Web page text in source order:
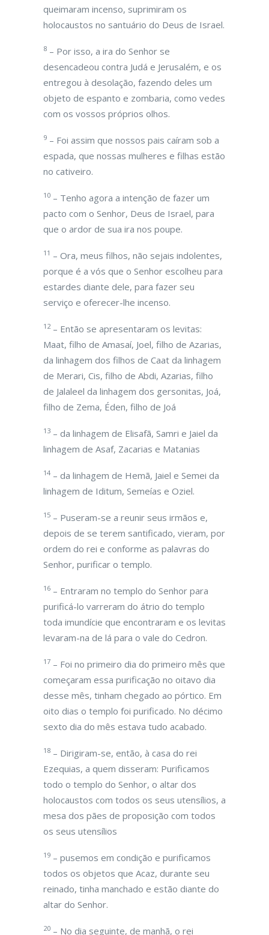
queimaram incenso, suprimiram os
holocaustos no santuário do Deus de Israel.
8 – Por isso, a ira do Senhor se
desencadeou contra Judá e Jerusalém, e os
entregou à desolação, fazendo deles um
objeto de espanto e zombaria, como vedes
com os vossos próprios olhos.
9 – Foi assim que nossos pais caíram sob a
espada, que nossas mulheres e filhas estão
no cativeiro.
10 – Tenho agora a intenção de fazer um
pacto com o Senhor, Deus de Israel, para
que o ardor de sua ira nos poupe.
11 – Ora, meus filhos, não sejais indolentes,
porque é a vós que o Senhor escolheu para
estardes diante dele, para fazer seu
serviço e oferecer-lhe incenso.
12– Então se apresentaram os levitas:
Maat, filho de Amasaí, Joel, filho de Azarias,
da linhagem dos filhos de Caat da linhagem
de Merari, Cis, filho de Abdi, Azarias, filho
de Jalaleel da linhagem dos gersonitas, Joá,
filho de Zema, Éden, filho de Joá
13 – da linhagem de Elisafã, Samri e Jaiel da
linhagem de Asaf, Zacarias e Matanias
14 – da linhagem de Hemã, Jaiel e Semei da
linhagem de Iditum, Semeías e Oziel.
15 – Puseram-se a reunir seus irmãos e,
depois de se terem santificado, vieram, por
ordem do rei e conforme as palavras do
Senhor, purificar o templo.
16 – Entraram no templo do Senhor para
purificá-lo varreram do átrio do templo
toda imundície que encontraram e os levitas
levaram-na de lá para o vale do Cedron.
17 – Foi no primeiro dia do primeiro mês que
começaram essa purificação no oitavo dia
desse mês, tinham chegado ao pórtico. Em
oito dias o templo foi purificado. No décimo
sexto dia do mês estava tudo acabado.
18 – Dirigiram-se, então, à casa do rei
Ezequias, a quem disseram: Purificamos
todo o templo do Senhor, o altar dos
holocaustos com todos os seus utensílios, a
mesa dos pães de proposição com todos
os seus utensílios
19 – pusemos em condição e purificamos
todos os objetos que Acaz, durante seu
reinado, tinha manchado e estão diante do
altar do Senhor.
20 – No dia seguinte, de manhã, o rei